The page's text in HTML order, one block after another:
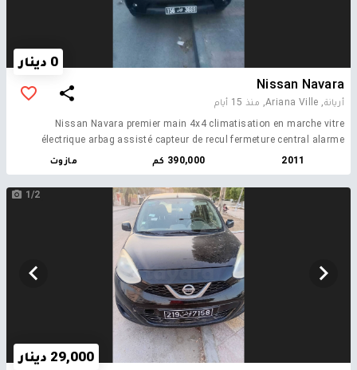
0 دينار
Nissan Navara
أريانة, Ariana Ville,
منذ 15 أيام
Nissan Navara premier main 4x4 climatisation en marche vitre
électrique arbag assisté capteur de recul fermeture central alarme
2011
390,000 كم مازوت
1/2
29,000 دينار